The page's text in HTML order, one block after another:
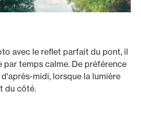
avec le reflet parfait du pont, il
par temps calme. De préférence
midi, lorsque la lumière
du côté.